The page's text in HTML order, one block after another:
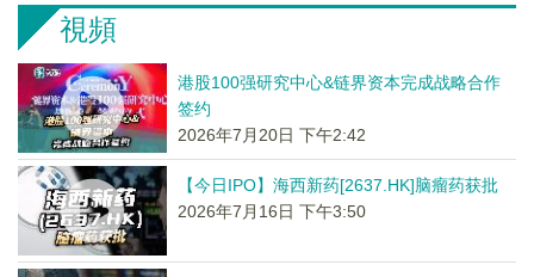
視頻
港股100强研究中心&链界资本完成战略合作
签约
2026年7月20日 下午2:42
【今日IPO】海西新药[2637.HK]脑瘤药获批
2026年7月16日 下午3:50